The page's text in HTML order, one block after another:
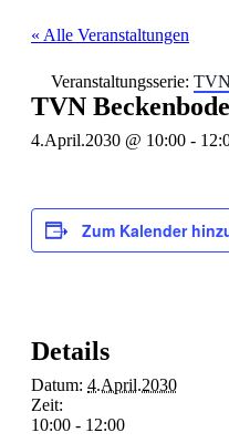
« Alle Veranstaltungen
Veranstaltungsserie:
TVN
4.April.2030 @ 10:00 -
Zum Kalender
Details
Datum: 4.April.2030
Zeit:
10:00 - 12:00